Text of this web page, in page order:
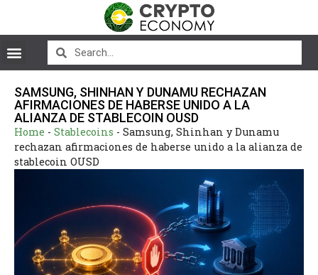
SAMSUNG, SHINHAN Y DUNAMU RECHAZAN
AFIRMACIONES DE HABERSE UNIDO A LA
ALIANZA DE STABLECOIN OUSD
Home - Stablecoins - Samsung, Shinhan y Dunamu
rechazan afirmaciones de haberse unido a la alianza de
stablecoin OUSD